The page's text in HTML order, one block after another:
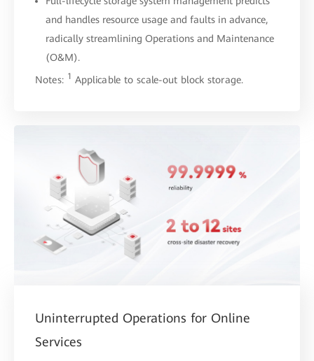
and handles resource usage and faults in advance,
radically streamlining Operations and Maintenance
(O&M).
Notes: 1 Applicable to scale-out block storage.
Uninterrupted Operations for Online
Services